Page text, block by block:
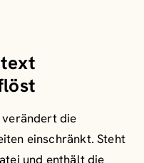
die
einschränkt. Steht
und enthält die